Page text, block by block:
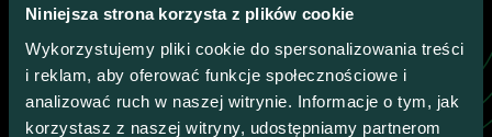
Niniejsza strona korzysta z plików cookie
Wykorzystujemy pliki cookie do spersonalizowania treści
i reklam, aby oferować funkcje społecznościowe i
analizować ruch w naszej witrynie. Informacje o tym, jak
korzystasz z naszej witryny, udostępniamy partnerom
Meet all